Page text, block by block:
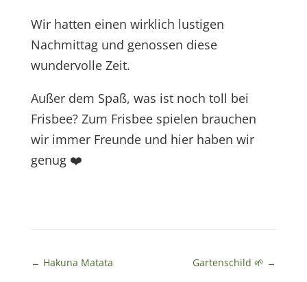
Wir hatten einen wirklich lustigen
Nachmittag und genossen diese
wundervolle Zeit.
Außer dem Spaß, was ist noch toll bei
Frisbee? Zum Frisbee spielen brauchen
wir immer Freunde und hier haben wir
genug ❤️
← Hakuna Matata Gartenschild 🌱 →